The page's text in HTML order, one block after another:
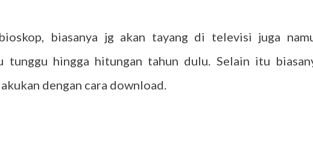
biasanya jg akan tayang di televisi juga
tunggu hingga hitungan tahun dulu. Selain itu
dengan cara download.